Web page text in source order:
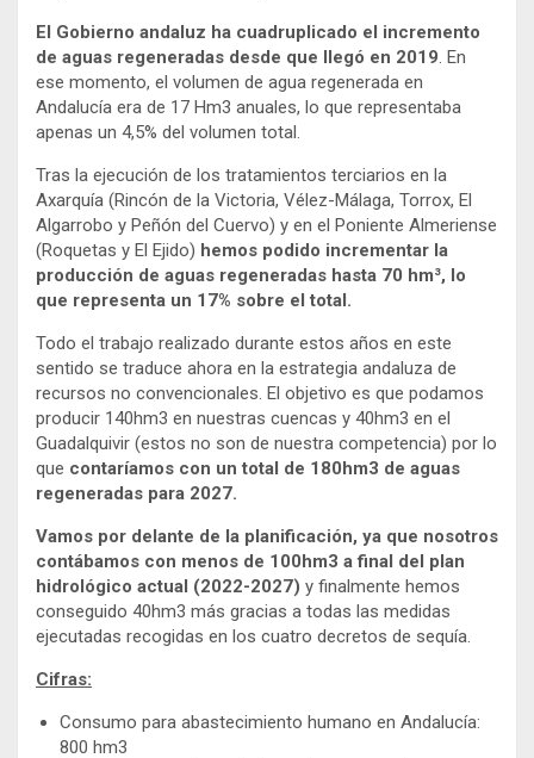
El Gobierno andaluz ha cuadruplicado el incremento
de aguas regeneradas desde que llegó en 2019. En
ese momento, el volumen de agua regenerada en
Andalucía era de 17 Hm3 anuales, lo que representaba
apenas un 4,5% del volumen total.
Tras la ejecución de los tratamientos terciarios en la
Axarquía (Rincón de la Victoria, Vélez-Málaga, Torrox, El
Algarrobo y Peñón del Cuervo) y en el Poniente Almeriense
(Roquetas y El Ejido) hemos podido incrementar la
producción de aguas regeneradas hasta 70 hm³, lo
que representa un 17% sobre el total.
Todo el trabajo realizado durante estos años en este
sentido se traduce ahora en la estrategia andaluza de
recursos no convencionales. El objetivo es que podamos
producir 140hm3 en nuestras cuencas y 40hm3 en el
Guadalquivir (estos no son de nuestra competencia) por lo
que contaríamos con un total de 180hm3 de aguas
regeneradas para 2027.
Vamos por delante de la planificación, ya que nosotros
contábamos con menos de 100hm3 a final del plan
hidrológico actual (2022-2027) y finalmente hemos
conseguido 40hm3 más gracias a todas las medidas
ejecutadas recogidas en los cuatro decretos de sequía.
Cifras:
Consumo para abastecimiento humano en Andalucía:
800 hm3